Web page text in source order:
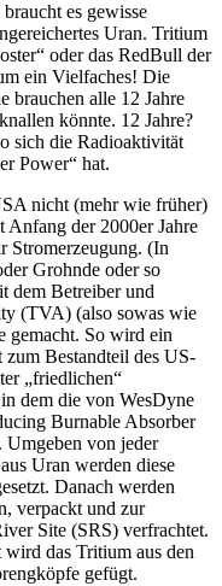
es gewisse
Uran. Tritium
oder das RedBull der
ein Vielfaches! Die
brauchen alle 12 Jahre
könnte. 12 Jahre?
sich die Radioaktivität
Power“ hat.
nicht (mehr wie früher)
Anfang der 2000er Jahre
Stromerzeugung. (In
Grohnde oder so
dem Betreiber und
(TVA) (also sowas wie
gemacht. So wird ein
Bestandteil des US-
„friedlichen“
dem die von WesDyne
Burnable Absorber
von jeder
Uran werden diese
Danach werden
verpackt und zur
Site (SRS) verfrachtet.
das Tritium aus den
gefügt.